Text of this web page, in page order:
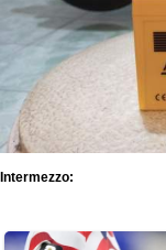
Intermezzo: